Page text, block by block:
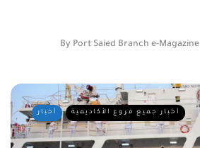
By Port Saied Branch e-Magazine
أخبار أخبار جميع فروع الأكاديمية